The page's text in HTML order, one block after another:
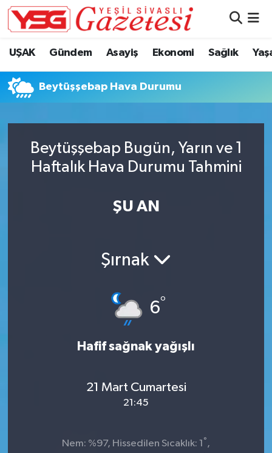
UŞAK Gündem Asayiş Ekonomi Sağlık
Beytüşşebap Hava Durumu
Beytüşşebap Bugün, Yarın ve 1
Haftalık Hava Durumu Tahmini
ŞU AN
Şırnak
6°
Hafif sağnak yağışlı
21 Mart Cumartesi
21:45
Nem: %97, Hissedilen Sıcaklık: 1 ° ,
Süper Lig Puan Durumu ve Fikstür